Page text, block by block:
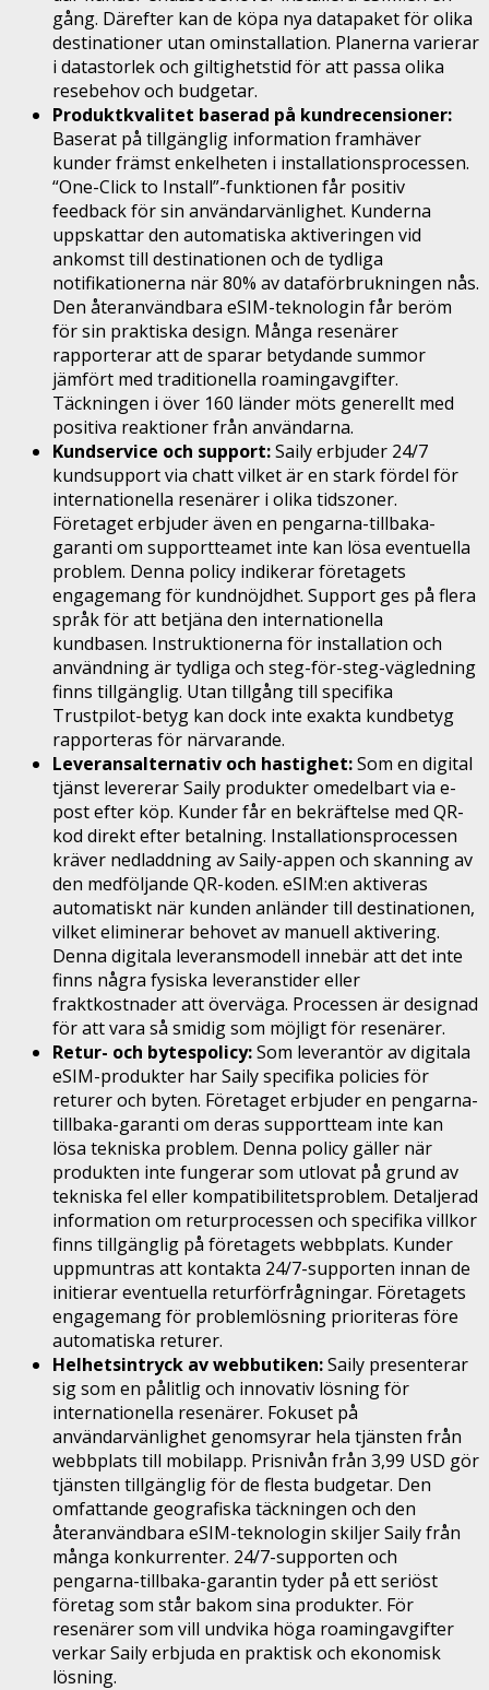
gång. Därefter kan de köpa nya datapaket för olika
destinationer utan ominstallation. Planerna varierar
i datastorlek och giltighetstid för att passa olika
resebehov och budgetar.
Produktkvalitet baserad på kundrecensioner:
Baserat på tillgänglig information framhäver
kunder främst enkelheten i installationsprocessen.
“One-Click to Install”-funktionen får positiv
feedback för sin användarvänlighet. Kunderna
uppskattar den automatiska aktiveringen vid
ankomst till destinationen och de tydliga
notifikationerna när 80% av dataförbrukningen nås.
Den återanvändbara eSIM-teknologin får beröm
för sin praktiska design. Många resenärer
rapporterar att de sparar betydande summor
jämfört med traditionella roamingavgifter.
Täckningen i över 160 länder möts generellt med
positiva reaktioner från användarna.
Kundservice och support:Saily erbjuder 24/7
kundsupport via chatt vilket är en stark fördel för
internationella resenärer i olika tidszoner.
Företaget erbjuder även en pengarna-tillbaka-
garanti om supportteamet inte kan lösa eventuella
problem. Denna policy indikerar företagets
engagemang för kundnöjdhet. Support ges på flera
språk för att betjäna den internationella
kundbasen. Instruktionerna för installation och
användning är tydliga och steg-för-steg-vägledning
finns tillgänglig. Utan tillgång till specifika
Trustpilot-betyg kan dock inte exakta kundbetyg
rapporteras för närvarande.
Leveransalternativ och hastighet:Som en digital
tjänst levererar Saily produkter omedelbart via e-
post efter köp. Kunder får en bekräftelse med QR-
kod direkt efter betalning. Installationsprocessen
kräver nedladdning av Saily-appen och skanning av
den medföljande QR-koden. eSIM:en aktiveras
automatiskt när kunden anländer till destinationen,
vilket eliminerar behovet av manuell aktivering.
Denna digitala leveransmodell innebär att det inte
finns några fysiska leveranstider eller
fraktkostnader att överväga. Processen är designad
för att vara så smidig som möjligt för resenärer.
Retur- och bytespolicy:Som leverantör av digitala
eSIM-produkter har Saily specifika policies för
returer och byten. Företaget erbjuder en pengarna-
tillbaka-garanti om deras supportteam inte kan
lösa tekniska problem. Denna policy gäller när
produkten inte fungerar som utlovat på grund av
tekniska fel eller kompatibilitetsproblem. Detaljerad
information om returprocessen och specifika villkor
finns tillgänglig på företagets webbplats. Kunder
uppmuntras att kontakta 24/7-supporten innan de
initierar eventuella returförfrågningar. Företagets
engagemang för problemlösning prioriteras före
automatiska returer.
Helhetsintryck av webbutiken:Saily presenterar
sig som en pålitlig och innovativ lösning för
internationella resenärer. Fokuset på
användarvänlighet genomsyrar hela tjänsten från
webbplats till mobilapp. Prisnivån från 3,99 USD gör
tjänsten tillgänglig för de flesta budgetar. Den
omfattande geografiska täckningen och den
återanvändbara eSIM-teknologin skiljer Saily från
många konkurrenter. 24/7-supporten och
pengarna-tillbaka-garantin tyder på ett seriöst
företag som står bakom sina produkter. För
resenärer som vill undvika höga roamingavgifter
verkar Saily erbjuda en praktisk och ekonomisk
lösning.